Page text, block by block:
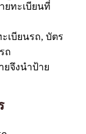
ยทะเบียนที่
เบียนรถ, บัตร
ถ
ยจึงนำป้าย